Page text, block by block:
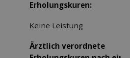
Erholungskuren:
Keine Leistung
Ärztlich verordnete